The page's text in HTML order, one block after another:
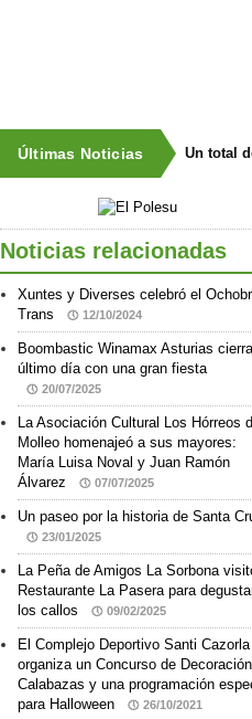
Últimas Noticias Un total
Noticias relacionadas
Xuntes y Diverses celebró el
Trans
12/10/2024
Boombastic Winamax Asturias
último día con una gran fiesta
20/07/2025
La Asociación Cultural Los Hórreos
Molleo homenajeó a sus mayores:
María Luisa Noval y Juan Ramón
Álvarez
07/07/2025
Un paseo por la historia de Santa
23/01/2025
La Peña de Amigos La Sorbona
Restaurante La Pasera para
los callos
09/02/2025
El Complejo Deportivo Santi Cazorla
organiza un Concurso de
Calabazas y una programación
para Halloween
26/10/2021